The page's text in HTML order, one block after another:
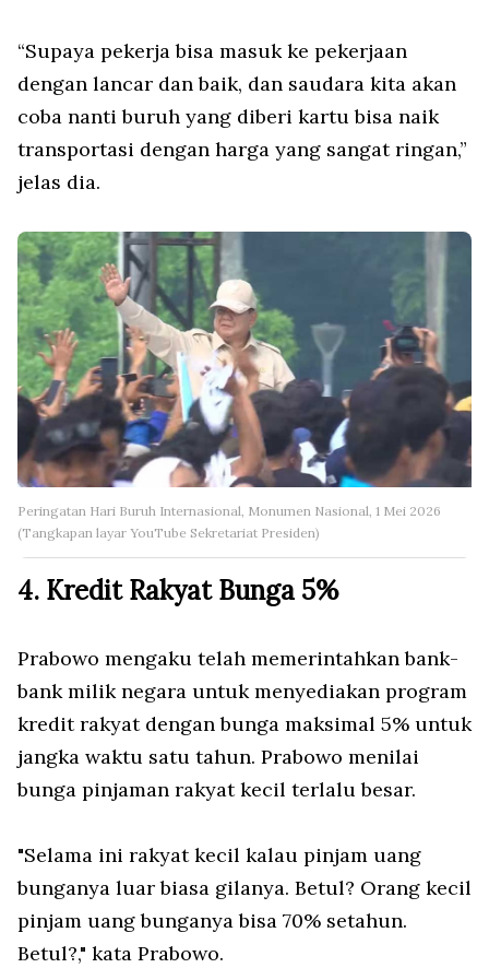
“Supaya pekerja bisa masuk ke pekerjaan
dengan lancar dan baik, dan saudara kita akan
coba nanti buruh yang diberi kartu bisa naik
transportasi dengan harga yang sangat ringan,”
jelas dia.
Peringatan Hari Buruh Internasional, Monumen Nasional, 1 Mei 2026
(Tangkapan layar YouTube Sekretariat Presiden)
4. Kredit Rakyat Bunga 5%
Prabowo mengaku telah memerintahkan bank-
bank milik negara untuk menyediakan program
kredit rakyat dengan bunga maksimal 5% untuk
jangka waktu satu tahun. Prabowo menilai
bunga pinjaman rakyat kecil terlalu besar.
"Selama ini rakyat kecil kalau pinjam uang
bunganya luar biasa gilanya. Betul? Orang kecil
pinjam uang bunganya bisa 70% setahun.
Betul?," kata Prabowo.